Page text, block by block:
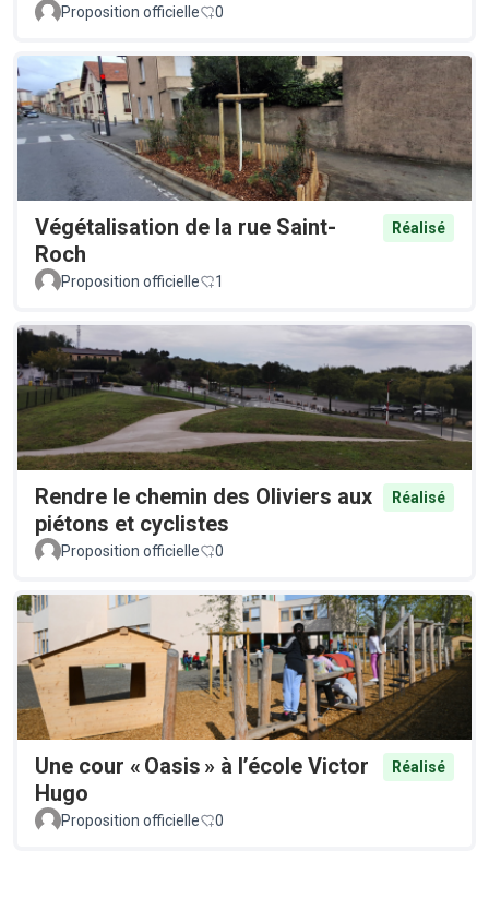
Proposition officielle 0
Végétalisation de la rue Saint-
Roch
Réalisé
Proposition officielle 1
Rendre le chemin des Oliviers aux
piétons et cyclistes
Réalisé
Proposition officielle 0
Une cour « Oasis » à l’école Victor
Hugo
Réalisé
Proposition officielle 0